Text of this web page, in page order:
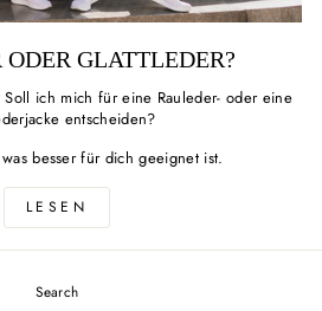
GLATTLEDER?
Soll ich mich für eine Rauleder- oder eine
entscheiden?
besser für dich geeignet ist.
LESEN
Search